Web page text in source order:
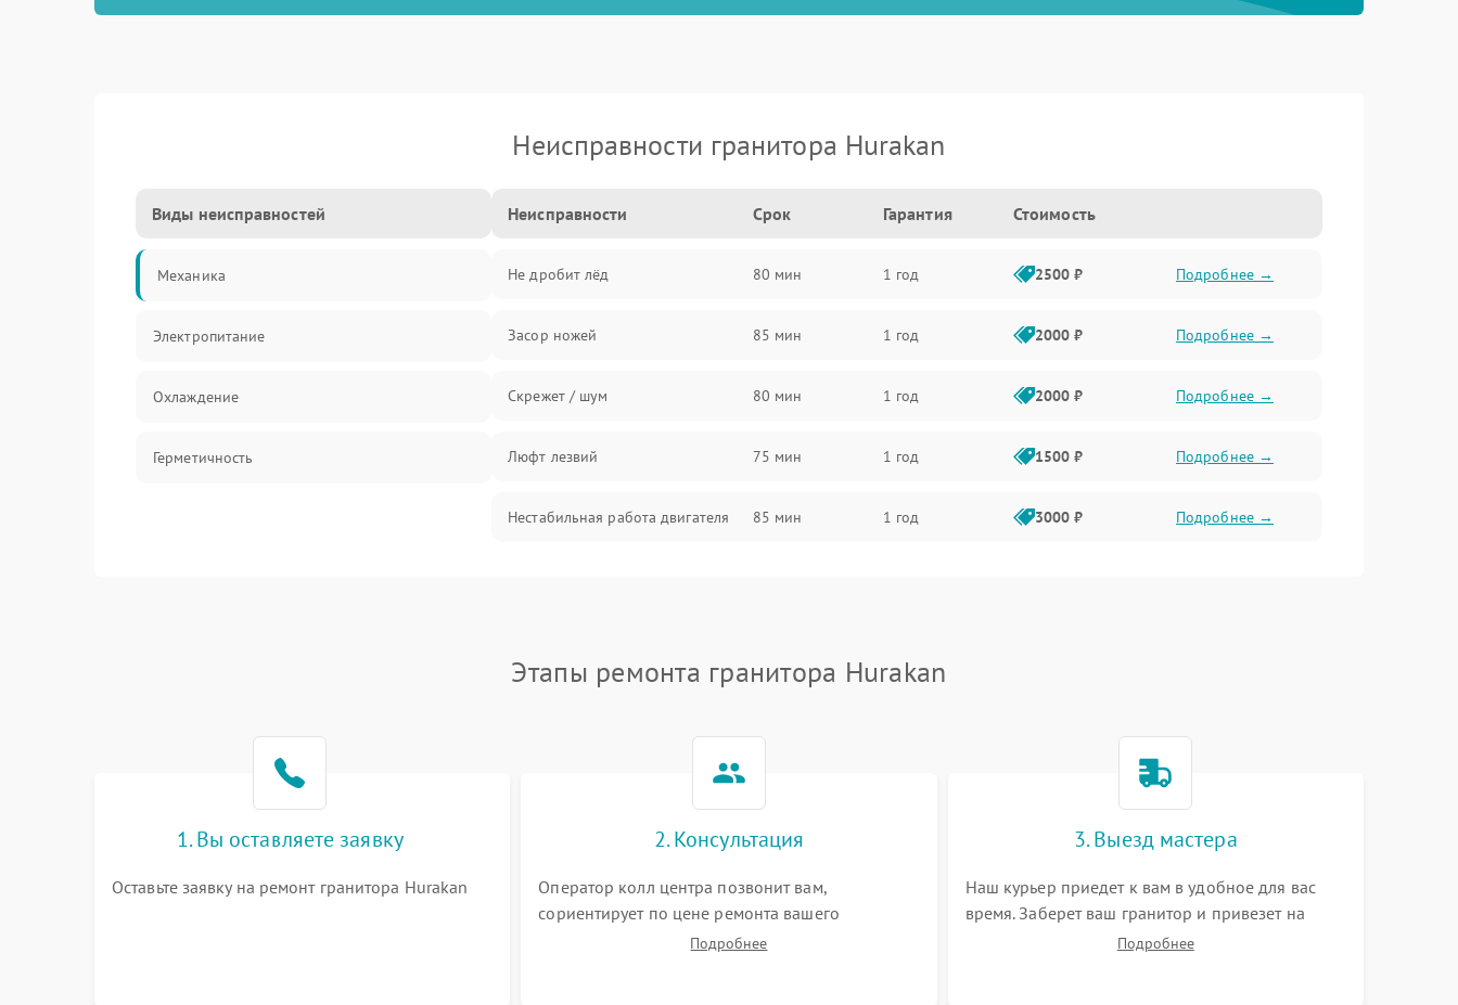
Неисправности гранитора Hurakan
Виды неисправностей
Механика
Электропитание
Охлаждение
Герметичность
Неисправности Срок Гарантия Стоимость
Не дробит лёд 80 мин 1 год 2500 ₽ Подробнее →
Засор ножей 85 мин 1 год 2000 ₽ Подробнее →
Скрежет / шум 80 мин 1 год 2000 ₽ Подробнее →
Люфт лезвий 75 мин 1 год 1500 ₽ Подробнее →
Нестабильная работа двигателя 85 мин 1 год 3000 ₽ Подробнее →
Этапы ремонта гранитора Hurakan
1. Вы оставляете заявку
Оставьте заявку на ремонт гранитора Hurakan
2. Консультация
Оператор колл центра позвонит вам,
сориентирует по цене ремонта вашего
гранитора а также ответит на все ваши вопросы.
Подробнее
3. Выезд мастера
Наш курьер приедет к вам в удобное для вас
время. Заберет ваш гранитор и привезет на
склад для диагностики.Подробнее